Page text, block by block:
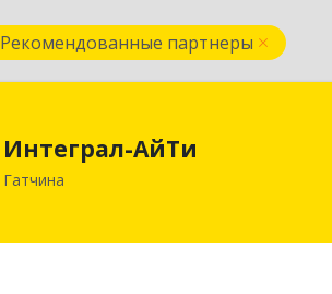
Рекомендованные партнеры
Интеграл-АйТи
Гатчина
Гатчинский р-н, Гатчина г, 25 Октября